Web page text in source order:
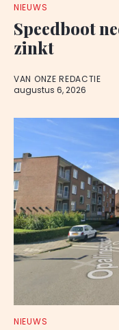
NIEUWS
Speedboot
zinkt
VAN ONZE REDACTIE
augustus 6, 2026
NIEUWS